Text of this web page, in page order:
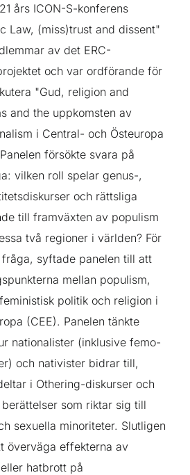
års ICON-S-konferens
Law, (miss)trust and dissent"
av det ERC-
och var ordförande för
"Gud, religion and
and the uppkomsten av
i Central- och Östeuropa
försökte svara på
vilken roll spelar genus-,
och rättsliga
till framväxten av populism
två regioner i världen? För
syftade panelen till att
mellan populism,
politik och religion i
(CEE). Panelen tänkte
nationalister (inklusive femo-
och nativister bidrar till,
i Othering-diskurser och
som riktar sig till
sexuella minoriteter. Slutligen
överväga effekterna av
hatbrott på